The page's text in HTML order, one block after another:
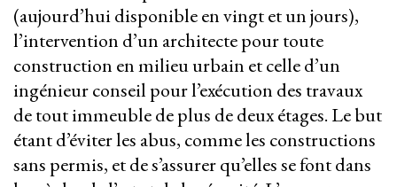
(aujourd’hui disponible en vingt et un jours),
l’intervention d’un architecte pour toute
construction en milieu urbain et celle d’un
ingénieur conseil pour l’exécution des travaux
de tout immeuble de plus de deux étages. Le but
étant d’éviter les abus, comme les constructions
sans permis, et de s’assurer qu’elles se font dans